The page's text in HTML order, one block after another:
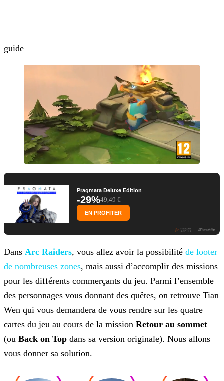
guide
Pragmata Deluxe Edition
-29%49,49 €
EN PROFITER
Dans Arc Raiders, vous allez avoir la possibilité de looter
de nombreuses zones, mais aussi d’accomplir des missions
pour les différents commerçants du jeu. Parmi l’ensemble
des personnages vous donnant des quêtes, on retrouve Tian
Wen qui vous demandera de vous rendre sur les quatre
cartes du jeu au cours de la mission Retour au sommet
(ou Back on Top dans sa version originale). Nous allons
vous donner sa solution.